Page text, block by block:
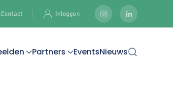
Contact Inloggen
Partners EventsNieuws